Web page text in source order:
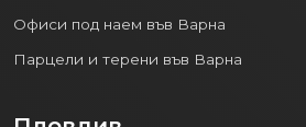
Офиси под наем във Варна
Парцели и терени във Варна